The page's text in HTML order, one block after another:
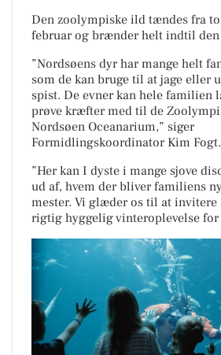
Den zoolympiske ild tændes fra
februar og brænder helt indtil den
”Nordsøens dyr har mange helt
som de kan bruge til at jage eller
spist. De evner kan hele familien
prøve kræfter med til de
Nordsøen Oceanarium,” siger
Formidlingskoordinator Kim Fogt.
”Her kan I dyste i mange sjove
ud af, hvem der bliver familiens
mester. Vi glæder os til at
rigtig hyggelig vinteroplevelse